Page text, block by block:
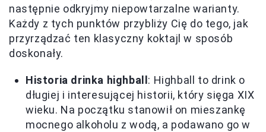
następnie odkryjmy niepowtarzalne warianty.
Każdy z tych punktów przybliży Cię do tego, jak
przyrządzać ten klasyczny koktajl w sposób
doskonały.
Historia drinka highball : Highball to drink o
długiej i interesującej historii, który sięga XIX
wieku. Na początku stanowił on mieszankę
mocnego alkoholu z wodą, a podawano go w